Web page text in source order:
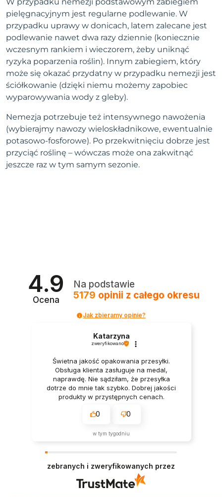
pielęgnacyjnym jest regularne podlewanie. W
przypadku uprawy w donicach, latem zalecane jest
podlewanie nawet dwa razy dziennie (koniecznie
wczesnym rankiem i wieczorem, żeby uniknąć
ryzyka poparzenia roślin). Innym zabiegiem, który
może się okazać przydatny w przypadku nemezji jest
ściółkowanie (dzięki niemu możemy zapobiec
wyparowywania wody z gleby).
Nemezja potrzebuje też intensywnego nawożenia
(wybierajmy nawozy wieloskładnikowe, ewentualnie
potasowo-fosforowe). Po przekwitnięciu dobrze jest
przyciąć roślinę – wówczas może ona zakwitnąć
jeszcze raz w tym samym sezonie.
4.9
Ocena
Na podstawie
5179 opinii z całego okresu
Jak zbieramy opinie?
Katarzyna
zweryfikowano
Świetna jakość opakowania przesyłki.
Obsługa klienta zasługuje na medal,
naprawdę. Nie sądziłam, że przesyłka
dotrze do mnie tak szybko. Dobrej jakości
produkty w przystępnych cenach.
0 0
w tym tygodniu
zebranych i zweryfikowanych przez